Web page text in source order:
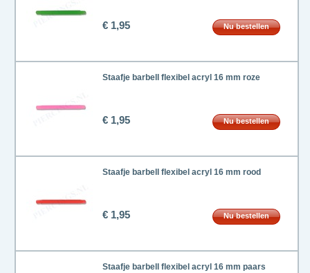
€ 1,95 Nu bestellen
Staafje barbell flexibel acryl 16 mm roze
€ 1,95 Nu bestellen
Staafje barbell flexibel acryl 16 mm rood
€ 1,95 Nu bestellen
Staafje barbell flexibel acryl 16 mm paars